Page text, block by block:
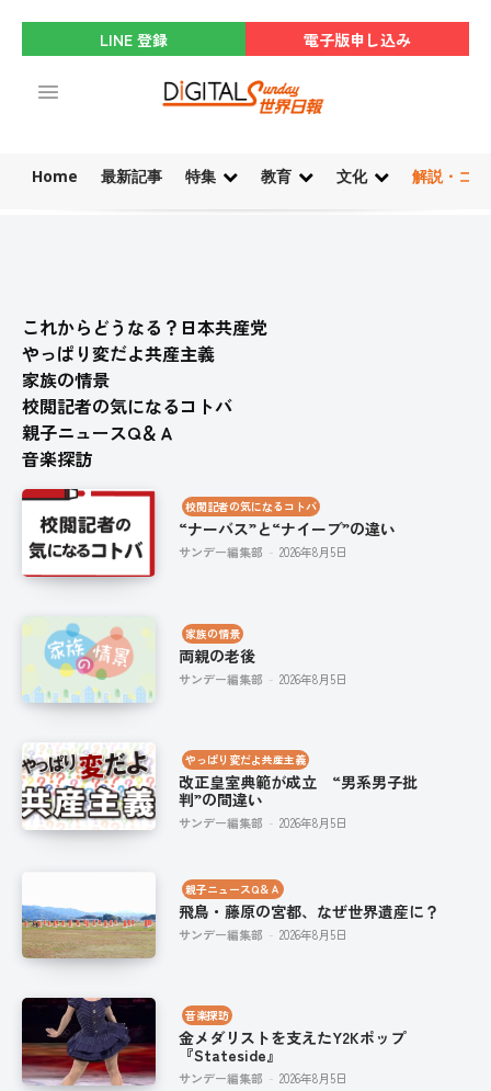
LINE 登録 電子版申し込み
Home 最新記事 特集 教育 文化 解説・コ
これからどうなる？日本共産党
やっぱり変だよ共産主義
家族の情景
校閲記者の気になるコトバ
親子ニュースQ＆Ａ
音楽探訪
校閲記者の気になるコトバ
“ナーバス”と“ナイーブ”の違い
サンデー編集部 - 2026年8月5日
家族の情景
両親の老後
サンデー編集部 - 2026年8月5日
やっぱり変だよ共産主義
改正皇室典範が成立 “男系男子批
判”の間違い
サンデー編集部 - 2026年8月5日
親子ニュースQ＆Ａ
飛鳥・藤原の宮都、なぜ世界遺産に？
サンデー編集部 - 2026年8月5日
音楽探訪
金メダリストを支えたY2Kポップ
『Stateside』
サンデー編集部 - 2026年8月5日